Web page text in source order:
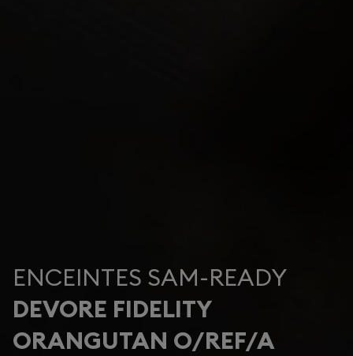
ENCEINTES SAM-READY
DEVORE FIDELITY
ORANGUTAN O/REF/A